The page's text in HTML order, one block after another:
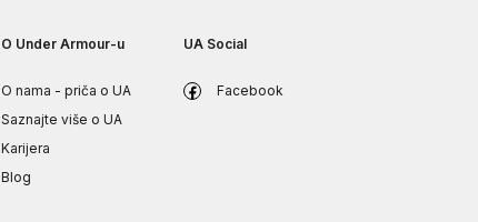
O Under Armour-u
O nama - priča o UA
Saznajte više o UA
Karijera
Blog
UA Social
Facebook